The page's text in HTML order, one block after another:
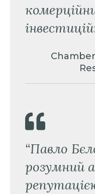
“Павло
розумний